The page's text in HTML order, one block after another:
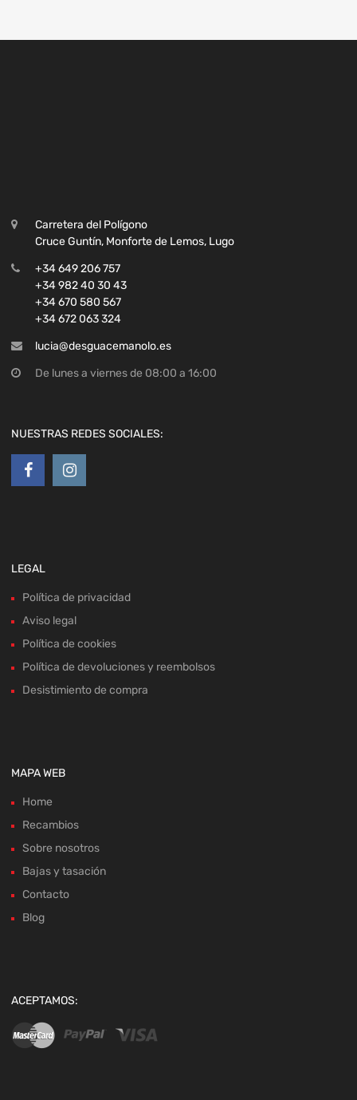
+34 670 580 567
+34 672 063 324
lucia@desguacemanolo.es
De lunes a viernes de 08:00 a 16:00
Política de cookies
Política de devoluciones y reembolsos
Desistimiento de compra
Sobre nosotros
Bajas y tasación
Contacto
Blog
Copyright ©